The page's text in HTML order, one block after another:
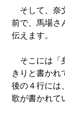
そして、奈
前で、馬場さ
伝えます。
そこには「
きりと書かれ
後の４行には
歌が書かれて